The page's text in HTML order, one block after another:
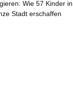
Wie 57 Kinder in
Stadt erschaffen